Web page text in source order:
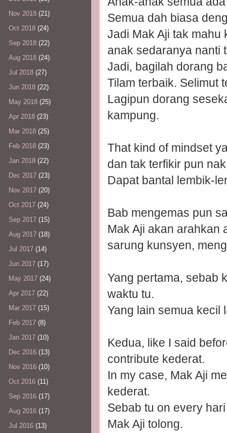
Semua dah biasa
Jadi Mak Aji tak
anak sedaranya nanti
Jadi, bagilah dorang
Tilam terbaik. Selimut
Lagipun dorang
kampung.
That kind of mindset
dan tak terfikir pun
Dapat bantal lembik-
Bab mengemas pun
Mak Aji akan arahkan
sarung kunsyen,
Yang pertama, sebab
waktu tu.
Yang lain semua kecil
Kedua, like I said
contribute kederat.
In my case, Mak Aji
kederat.
Sebab tu on every
Mak Aji tolong.
Nov 2018 (21)
Oct 2018 (24)
Sep 2018 (22)
Aug 2018 (24)
Jul 2018 (27)
Jun 2018 (22)
May 2018 (25)
Apr 2018 (23)
Mar 2018 (25)
Feb 2018 (23)
Jan 2018 (22)
Dec 2017 (23)
Nov 2017 (20)
Oct 2017 (24)
Sep 2017 (15)
Aug 2017 (18)
Jul 2017 (14)
Jun 2017 (17)
May 2017 (24)
Apr 2017 (22)
Mar 2017 (15)
Feb 2017 (8)
Jan 2017 (10)
Dec 2016 (13)
Nov 2016 (10)
Oct 2016 (11)
Sep 2016 (17)
Aug 2016 (17)
Jul 2016 (13)